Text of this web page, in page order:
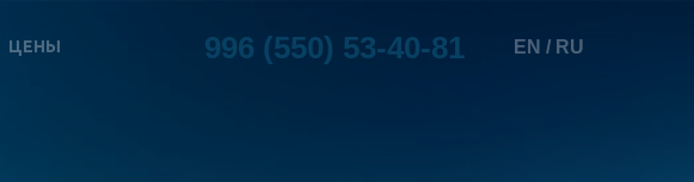
ЦЕНЫ 996 (550) 53-40-81 EN / RU